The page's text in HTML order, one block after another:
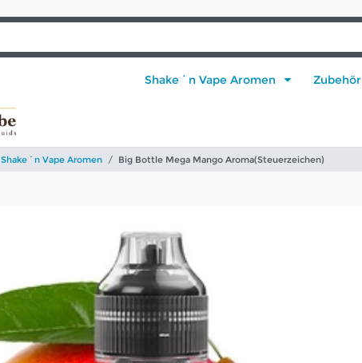
Shake´n Vape Aromen Zubehör
Shake´n Vape Aromen Big Bottle Mega Mango Aroma(Steuerzeichen)